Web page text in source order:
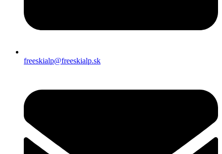
freeskialp@freeskialp.sk